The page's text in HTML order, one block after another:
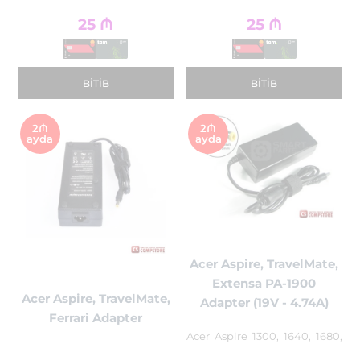
25 ₼
BITIB
25 ₼
BITIB
2₼
ayda
Acer Aspire, TravelMate,
Ferrari Adapter
2₼
ayda
Acer Aspire, TravelMate,
Extensa PA-1900
Adapter (19V - 4.74A)
Acer Aspire 1300, 1640, 1680,